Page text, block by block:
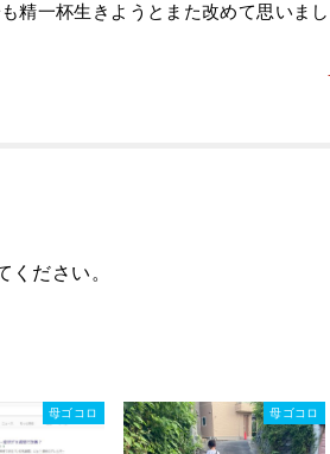
精一杯生きようとまた改めて思いまし
ください。
母ゴコロ 母ゴコロ